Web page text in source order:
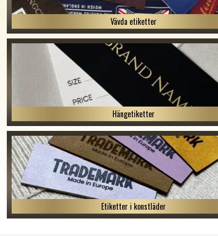
Vävda etiketter
Hängetiketter
Etiketter i konstläder